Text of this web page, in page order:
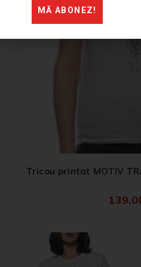
Tricou printat MOTIV
MĂ ABONEZ!